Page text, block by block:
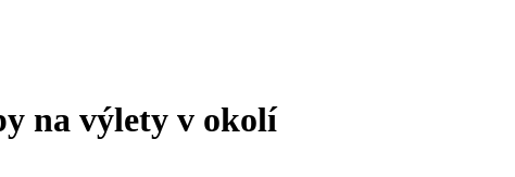
na výlety v okolí